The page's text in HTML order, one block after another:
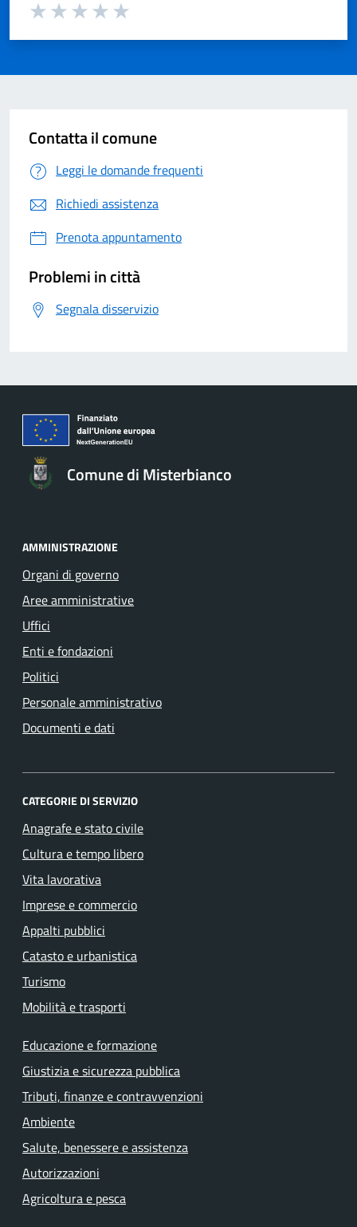
Contatta il comune
Leggi le domande frequenti
Richiedi assistenza
Prenota appuntamento
Problemi in città
Segnala disservizio
Comune di Misterbianco
AMMINISTRAZIONE
Organi di governo
Aree amministrative
Uffici
Enti e fondazioni
Politici
Personale amministrativo
Documenti e dati
CATEGORIE DI SERVIZIO
Anagrafe e stato civile
Cultura e tempo libero
Vita lavorativa
Imprese e commercio
Appalti pubblici
Catasto e urbanistica
Turismo
Mobilità e trasporti
Educazione e formazione
Giustizia e sicurezza pubblica
Tributi, finanze e contravvenzioni
Ambiente
Salute, benessere e assistenza
Autorizzazioni
Agricoltura e pesca